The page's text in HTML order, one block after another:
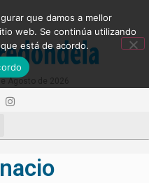
que damos a mellor
web. Se continúa utilizando
está de acordo.